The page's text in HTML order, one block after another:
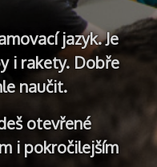
jazyk. Je
i rakety. Dobře
naučit.
otevřené
i pokročilejším